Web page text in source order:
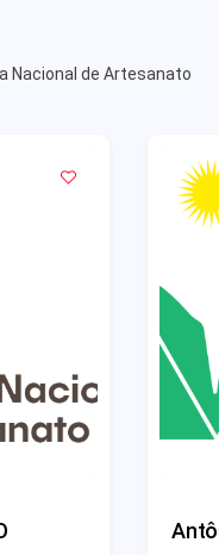
Nacional de Artesanato